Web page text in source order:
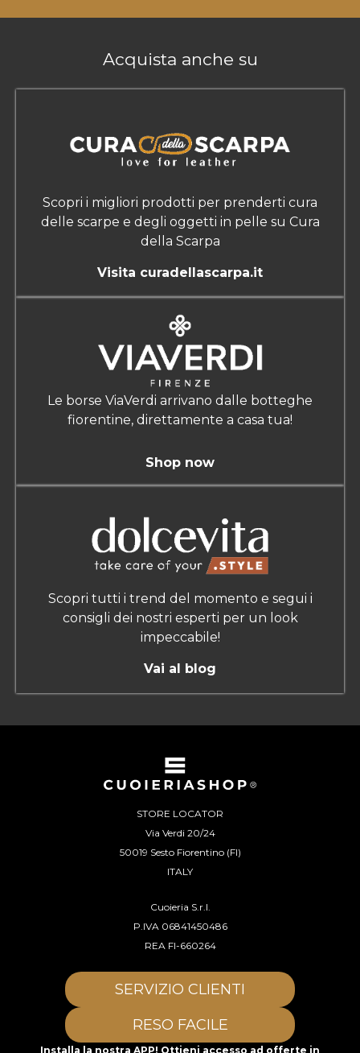
Acquista anche su
Scopri i migliori prodotti per prenderti cura
delle scarpe e degli oggetti in pelle su Cura
della Scarpa
Visita curadellascarpa.it
Le borse ViaVerdi arrivano dalle botteghe
fiorentine, direttamente a casa tua!
Shop now
Scopri tutti i trend del momento e segui i
consigli dei nostri esperti per un look
impeccabile!
Vai al blog
STORE LOCATOR
Via Verdi 20/24
50019 Sesto Fiorentino (FI)
ITALY
Cuoieria S.r.l.
P.IVA 06841450486
REA FI-660264
SERVIZIO CLIENTI
RESO FACILE
Installa la nostra APP! Ottieni accesso ad offerte in